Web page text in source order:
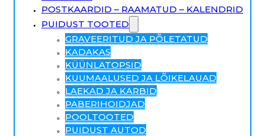
POSTKAARDID – RAAMATUD – KALENDRID
PUIDUST TOOTED
GRAVEERITUD JA PÕLETATUD
KADAKAS
KÜÜNLATOPSID
KUUMAALUSED JA LÕIKELAUAD
LAEKAD JA KARBID
PABERIHOIDJAD
POOLTOOTED
PUIDUST AUTOD